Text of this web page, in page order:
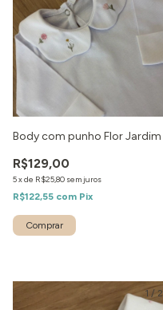
Body com punho Flor Jardim
R$129,00
5xde R$25,80 sem juros
R$122,55 com Pix
1 / 2